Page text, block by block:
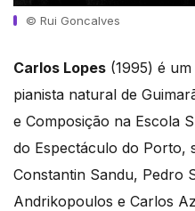
© Rui Goncalves
Carlos Lopes (1995) é
pianista natural de
e Composição na Escola
do Espectáculo do Porto,
Constantin Sandu, Pedro
Andrikopoulos e Carlos